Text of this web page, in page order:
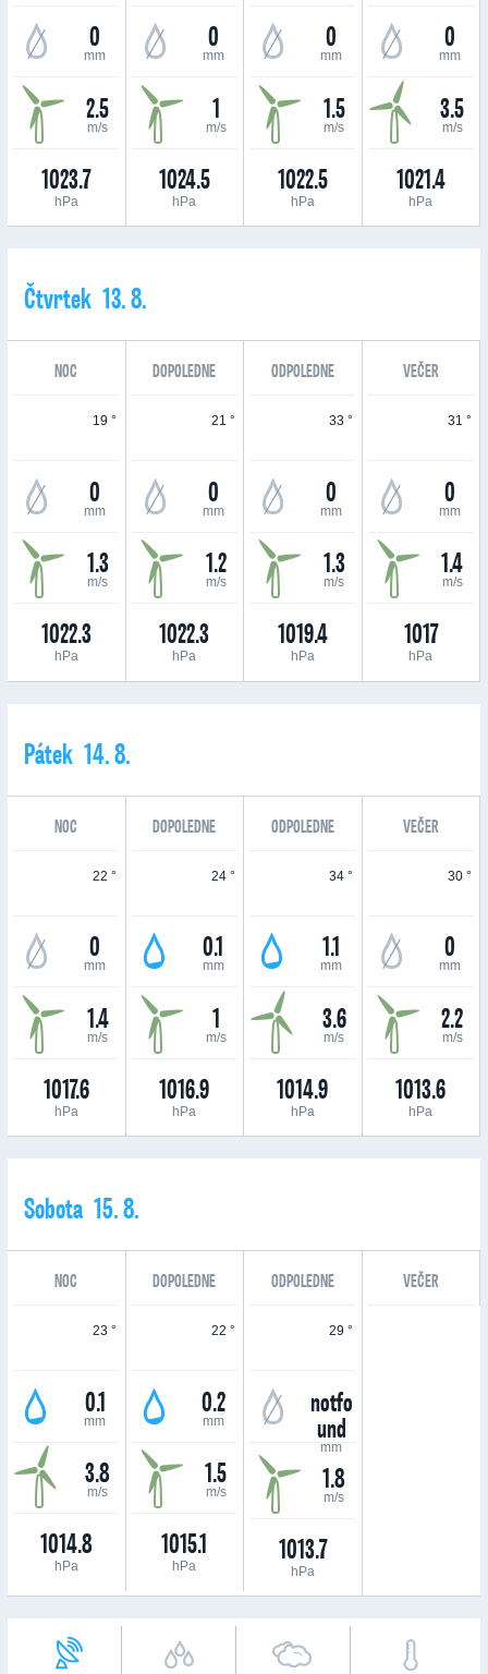
0
mm
2.5
m/s
1023.7
hPa
0
mm
1
m/s
1024.5
hPa
0
mm
1.5
m/s
1022.5
hPa
0
mm
3.5
m/s
1021.4
hPa
Čtvrtek 13. 8.
NOC DOPOLEDNE ODPOLEDNE VEČER
19 °
0
mm
1.3
m/s
1022.3
hPa
21 °
0
mm
1.2
m/s
1022.3
hPa
33 °
0
mm
1.3
m/s
1019.4
hPa
31 °
0
mm
1.4
m/s
1017
hPa
Pátek 14. 8.
NOC DOPOLEDNE ODPOLEDNE VEČER
22 °
0
mm
1.4
m/s
1017.6
hPa
24 °
0.1
mm
1
m/s
1016.9
hPa
34 °
1.1
mm
3.6
m/s
1014.9
hPa
30 °
0
mm
2.2
m/s
1013.6
hPa
Sobota 15. 8.
NOC DOPOLEDNE ODPOLEDNE VEČER
23 °
0.1
mm
3.8
m/s
1014.8
hPa
22 °
0.2
mm
1.5
m/s
1015.1
hPa
29 °
notfo
und
mm
1.8
m/s
1013.7
hPa